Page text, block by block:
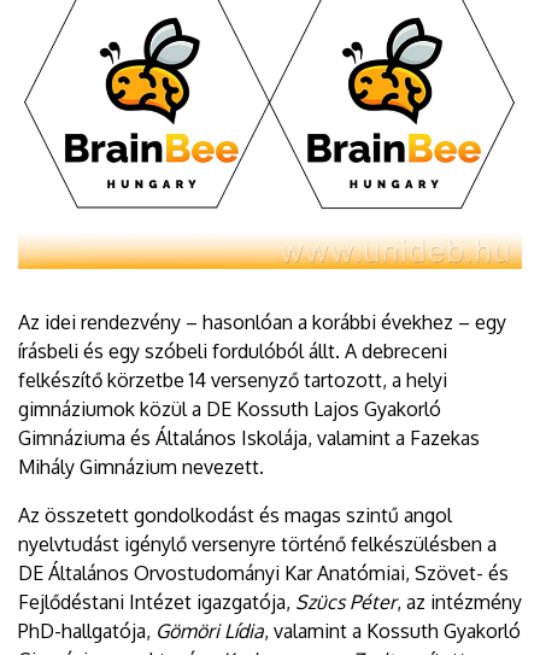
Az idei rendezvény – hasonlóan a korábbi évekhez – egy
írásbeli és egy szóbeli fordulóból állt. A debreceni
felkészítő körzetbe 14 versenyző tartozott, a helyi
gimnáziumok közül a DE Kossuth Lajos Gyakorló
Gimnáziuma és Általános Iskolája, valamint a Fazekas
Mihály Gimnázium nevezett.
Az összetett gondolkodást és magas szintű angol
nyelvtudást igénylő versenyre történő felkészülésben a
DE Általános Orvostudományi Kar Anatómiai, Szövet- és
Fejlődéstani Intézet igazgatója, Szücs Péter, az intézmény
PhD-hallgatója, Gömöri Lídia, valamint a Kossuth Gyakorló